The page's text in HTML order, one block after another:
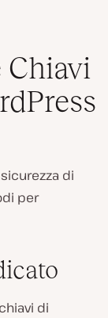
Chiavi
di
per
di